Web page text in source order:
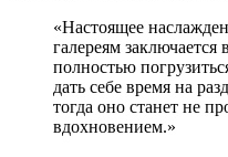
«Настоящее
галереям заключается
полностью
дать себе время на
тогда оно станет не
вдохновением.»